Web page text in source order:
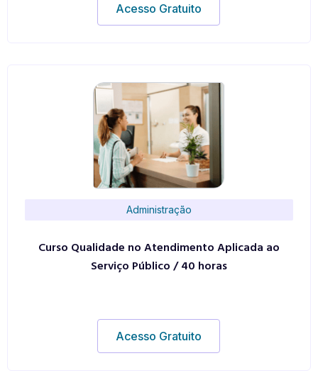
Acesso Gratuito
Administração
Curso Qualidade no Atendimento Aplicada ao
Serviço Público / 40 horas
Acesso Gratuito